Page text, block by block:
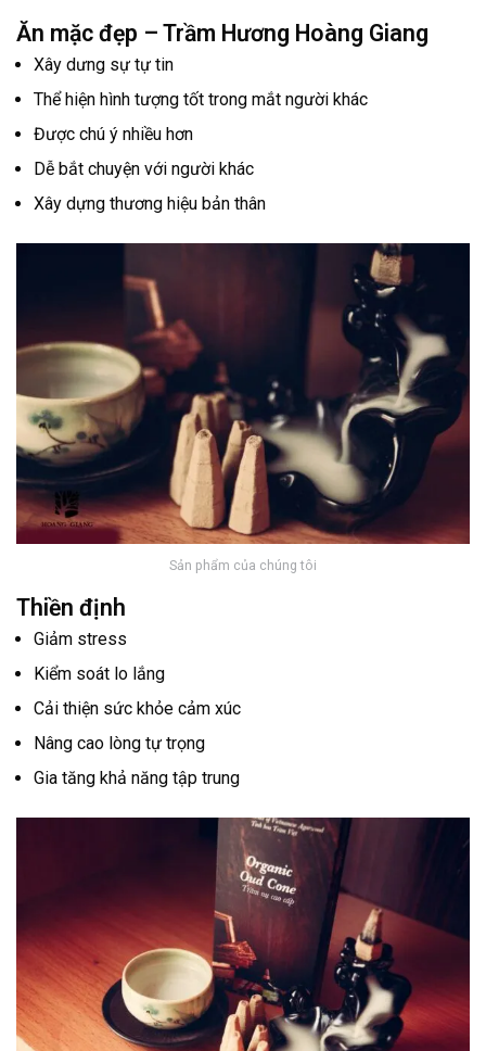
Ăn mặc đẹp – Trầm Hương Hoàng Giang
Xây dưng sự tự tin
Thể hiện hình tượng tốt trong mắt người khác
Được chú ý nhiều hơn
Dễ bắt chuyện với người khác
Xây dựng thương hiệu bản thân
Sản phẩm của chúng tôi
Thiền định
Giảm stress
Kiểm soát lo lắng
Cải thiện sức khỏe cảm xúc
Nâng cao lòng tự trọng
Gia tăng khả năng tập trung